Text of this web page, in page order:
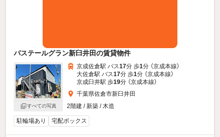
パステールグラン新臼井田の賃貸物件
すべての写真
京成佐倉駅 バス17分 歩1分 （京成本線）
大佐倉駅 バス17分 歩1分 （京成本線）
京成臼井駅 歩19分 （京成本線）
千葉県佐倉市新臼井田
2階建 / 新築 / 木造
駐輪場あり 宅配ボックス